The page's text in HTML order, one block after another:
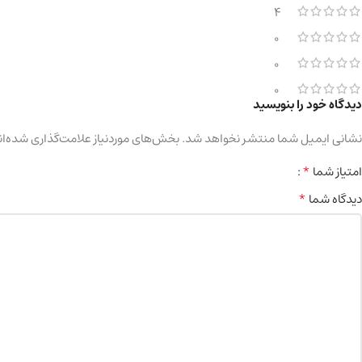
4
0
0
0
دیدگاه خود را بنویسید
نشانی ایمیل شما منتشر نخواهد شد.بخش‌های موردنیاز علامت‌گذاری
امتیاز شما*
دیدگاه شما*